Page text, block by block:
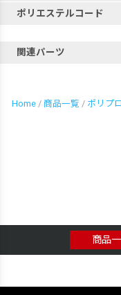
ポリエステルコード
関連パーツ
Home / 商品一覧 / ポリプ
商品